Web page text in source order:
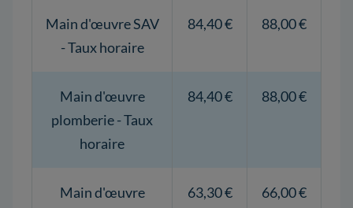
Main d'œuvre SAV
- Taux horaire
84,40 € 88,00 €
Main d'œuvre
plomberie - Taux
horaire
84,40 € 88,00 €
Main d'œuvre
63,30 € 66,00 €